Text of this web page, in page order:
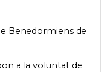
Benedormiens de
a la voluntat de